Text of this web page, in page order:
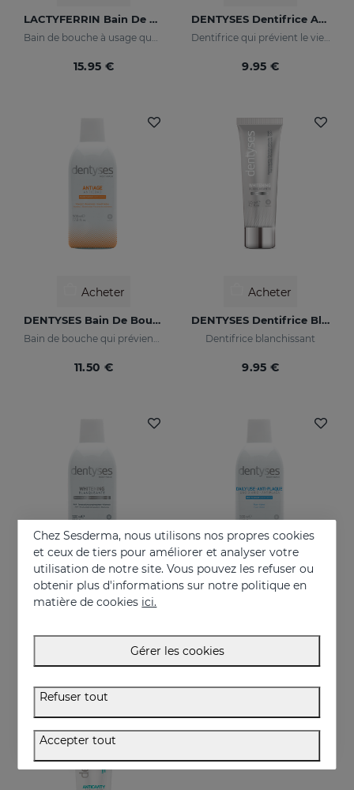
LACTYFERRIN Bain De Bouche
Bain de bouche à usage quotidien qui maintient la cavité buccale dans un état optimal.
15.95 €
DENTYSES Dentifrice Anti-Âge
Dentifrice qui prévient le vieillissement de la cavité buccale
9.95 €
Acheter
DENTYSES Bain De Bouche Anti-Âge
11.50 €
Acheter
DENTYSES Dentifrice Blanchissant
Dentifrice blanchissant
9.95 €
Acheter
Bain de bouche blanchissant
16.95 €
Acheter
Bain de bouche qui réduit l’apparition de la plaque bactérienne
11.50 €
Chez Sesderma, nous utilisons nos propres cookies
et ceux de tiers pour améliorer et analyser votre
utilisation de notre site. Vous pouvez les refuser ou
obtenir plus d'informations sur notre politique en
matière de cookies ici.
Gérer les cookies
Refuser tout
Accepter tout